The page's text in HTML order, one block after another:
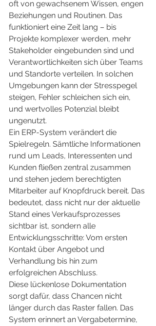
oft von gewachsenem Wissen, engen
Beziehungen und Routinen. Das
funktioniert eine Zeit lang – bis
Projekte komplexer werden, mehr
Stakeholder eingebunden sind und
Verantwortlichkeiten sich über Teams
und Standorte verteilen. In solchen
Umgebungen kann der Stresspegel
steigen, Fehler schleichen sich ein,
und wertvolles Potenzial bleibt
ungenutzt.
Ein ERP-System verändert die
Spielregeln. Sämtliche Informationen
rund um Leads, Interessenten und
Kunden fließen zentral zusammen
und stehen jedem berechtigten
Mitarbeiter auf Knopfdruck bereit. Das
bedeutet, dass nicht nur der aktuelle
Stand eines Verkaufsprozesses
sichtbar ist, sondern alle
Entwicklungsschritte: Vom ersten
Kontakt über Angebot und
Verhandlung bis hin zum
erfolgreichen Abschluss.
Diese lückenlose Dokumentation
sorgt dafür, dass Chancen nicht
länger durch das Raster fallen. Das
System erinnert an Vergabetermine,